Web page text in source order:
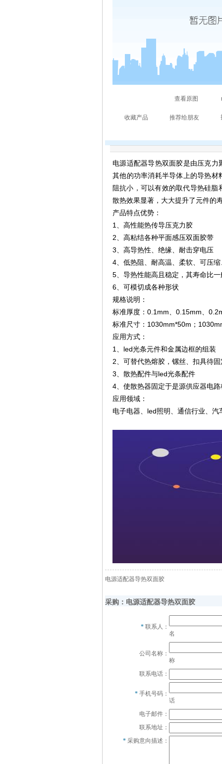
电源适配器导热双面胶是由压克力
其他的功率消耗半导体上的导热
阻抗小，可以有效的取代导热硅
散热效果显著，大大提升了元件的
产品特点优势：
1、高性能热传导压克力胶
2、高粘结各种平面感压双面胶带
3、高导热性、绝缘、耐击穿电压
4、低热阻、耐高温、柔软、可压
5、导热性能高且稳定，其寿命比
6、可模切成各种形状
规格说明：
标准厚度：0.1mm、0.15mm、
标准尺寸：1030mm*50m；
应用方式：
1、led光条元件和金属边框的组装
2、可替代热熔胶，镙丝、扣具待
3、散热配件与led光条配件
4、使散热器固定于是源供应器电
应用领域：
电子电器、led照明、通信行业、
电源适配器导热双面胶
采购：电源适配器导热双面胶
* 联系人：
名
公司名称：
称
联系电话：
* 手机号码：
话
电子邮件：
联系地址：
* 采购意向描述：